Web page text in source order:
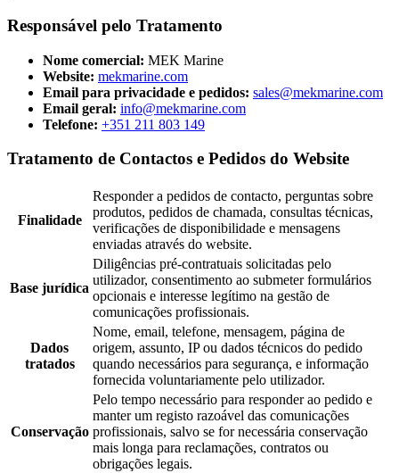
Responsável pelo Tratamento
Nome comercial: MEK Marine
Website: mekmarine.com
Email para privacidade e pedidos: sales@mekmarine.com
Email geral: info@mekmarine.com
Telefone: +351 211 803 149
Tratamento de Contactos e Pedidos do Website
Finalidade
Responder a pedidos de contacto, perguntas sobre
produtos, pedidos de chamada, consultas técnicas,
verificações de disponibilidade e mensagens
enviadas através do website.
Base jurídica
Diligências pré-contratuais solicitadas pelo
utilizador, consentimento ao submeter formulários
opcionais e interesse legítimo na gestão de
comunicações profissionais.
Dados
tratados
Nome, email, telefone, mensagem, página de
origem, assunto, IP ou dados técnicos do pedido
quando necessários para segurança, e informação
fornecida voluntariamente pelo utilizador.
Conservação
Pelo tempo necessário para responder ao pedido e
manter um registo razoável das comunicações
profissionais, salvo se for necessária conservação
mais longa para reclamações, contratos ou
obrigações legais.